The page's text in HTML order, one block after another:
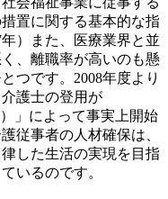
置に関する基本的な指
）また、医療業界と並
、離職率が高いのも懸
つです。2008年度より
護士の登用が
」によって事実上開始
従事者の人材確保は、
した生活の実現を目指
いるのです。